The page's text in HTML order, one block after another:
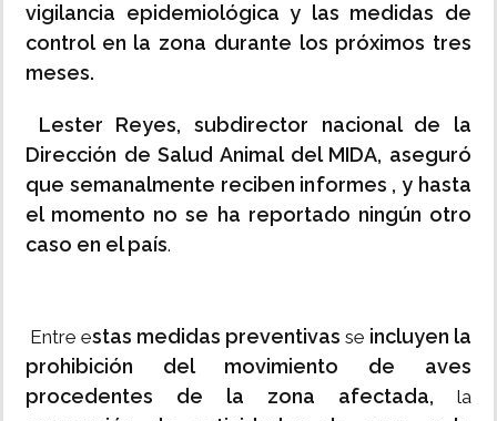
vigilancia epidemiológica y las medidas de
control en la zona durante los próximos tres
meses.
Lester Reyes, subdirector nacional de la
Dirección de Salud Animal del MIDA, aseguró
que semanalmente reciben informes , y hasta
el momento no se ha reportado ningún otro
caso en el país.
Entre estas medidas preventivas se incluyen la
prohibición del movimiento de aves
procedentes de la zona afectada, la